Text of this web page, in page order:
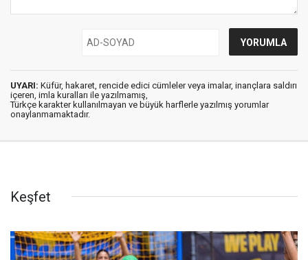
UYARI: Küfür, hakaret, rencide edici cümleler veya imalar, inançlara saldırı
içeren, imla kuralları ile yazılmamış,
Türkçe karakter kullanılmayan ve büyük harflerle yazılmış yorumlar
onaylanmamaktadır.
Keşfet